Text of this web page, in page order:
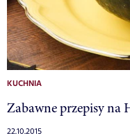
KUCHNIA
Zabawne przepisy na
22.10.2015